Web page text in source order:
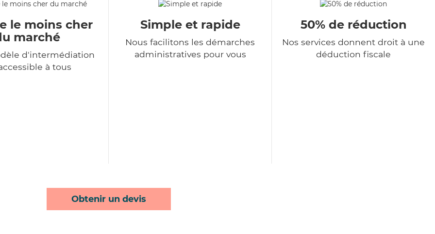
le moins cher
marché
d'intermédiation
à tous
Simple et rapide
Nous facilitons les démarches
administratives pour vous
50% de réduction
Nos services donnent droit à une
déduction fiscale
Obtenir un devis